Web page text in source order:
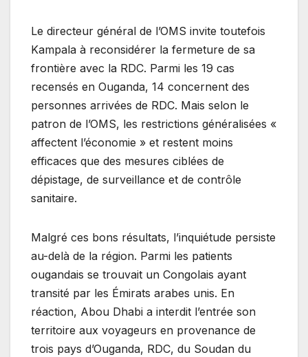
Le directeur général de l’OMS invite toutefois
Kampala à reconsidérer la fermeture de sa
frontière avec la RDC. Parmi les 19 cas
recensés en Ouganda, 14 concernent des
personnes arrivées de RDC. Mais selon le
patron de l’OMS, les restrictions généralisées «
affectent l’économie » et restent moins
efficaces que des mesures ciblées de
dépistage, de surveillance et de contrôle
sanitaire.
Malgré ces bons résultats, l’inquiétude persiste
au-delà de la région. Parmi les patients
ougandais se trouvait un Congolais ayant
transité par les Émirats arabes unis. En
réaction, Abou Dhabi a interdit l’entrée son
territoire aux voyageurs en provenance de
trois pays d’Ouganda, RDC, du Soudan du